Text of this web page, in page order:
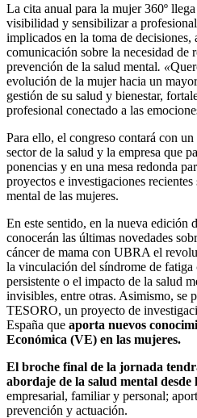
La cita anual para la mujer 360º
visibilidad y sensibilizar a
implicados en la toma de decisiones,
comunicación sobre la necesidad de
prevención de la salud mental. «
evolución de la mujer hacia un
gestión de su salud y bienestar,
profesional conectado a las
Para ello, el congreso contará con
sector de la salud y la empresa que
ponencias y en una mesa redonda
proyectos e investigaciones
mental de las mujeres.
En este sentido, en la nueva edición
conocerán las últimas novedades
cáncer de mama con UBRA el
la vinculación del síndrome de
persistente o el impacto de la salud
invisibles, entre otras. Asimismo, se
TESORO, un proyecto de
España que aporta nuevos
Económica (VE) en las mujeres.
El broche final de la jornada
abordaje de la salud mental desde
empresarial, familiar y personal;
prevención y actuación.